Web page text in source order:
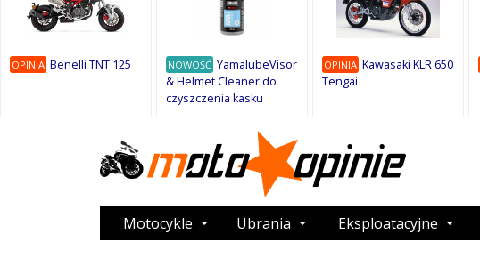
OPINIA Benelli TNT 125 NOWOŚĆ YamalubeVisor
& Helmet Cleaner do
czyszczenia kasku
OPINIA Kawasaki KLR 650
Tengai
Motocykle Ubrania Eksploatacyjne